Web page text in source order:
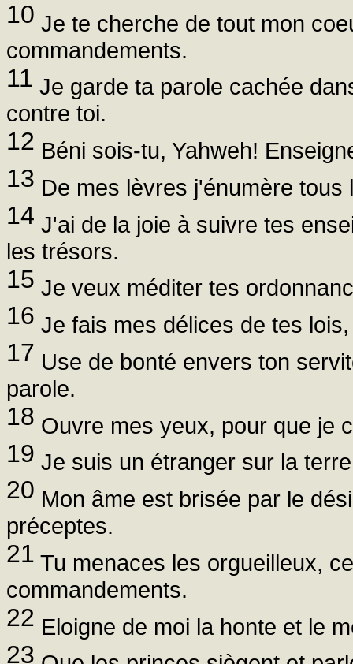
10 Je te cherche de tout mon
commandements.
11 Je garde ta parole cachée
contre toi.
12 Béni sois-tu, Yahweh!
13 De mes lèvres j'énumère
14 J'ai de la joie à suivre tes
les trésors.
15 Je veux méditer tes
16 Je fais mes délices de tes
17 Use de bonté envers ton
parole.
18 Ouvre mes yeux, pour que je
19 Je suis un étranger sur la
20 Mon âme est brisée par le
préceptes.
21 Tu menaces les orgueilleux,
commandements.
22 Eloigne de moi la honte et le
23